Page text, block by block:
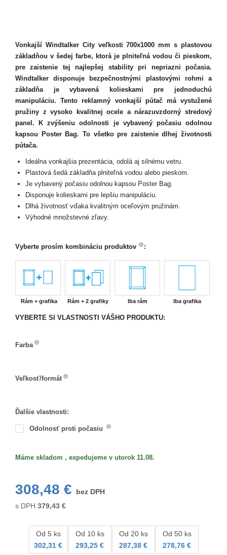
Vonkajší Windtalker City veľkosti 700x1000 mm s plastovou
základňou v šedej farbe, ktorá je plniteľná vodou či pieskom,
pre zaistenie tej najlepšej stability pri nepriazni počasia.
Windtalker disponuje bezpečnostnými plastovými rohmi a
základňa je vybavená kolieskami pre jednoduchú
manipuláciu. Tento reklamný vonkajší pútač má vystužené
pružiny z vysoko kvalitnej ocele a nárazuvzdorný stredový
panel. K zvýšeniu odolnosti je vybavený počasiu odolnou
kapsou Poster Bag. To všetko pre zaistenie dlhej životnosti
pútača.
Ideálna vonkajšia prezentácia, odolá aj silnému vetru.
Plastová šedá základňa plniteľná vodou alebo pieskom.
Je vybavený počasiu odolnou kapsou Poster Bag.
Disponuje kolieskami pre lepšiu manipuláciu.
Dlhá životnosť vďaka kvalitným oceľovým pružinám.
Výhodné množstevné zľavy.
Vyberte prosím kombináciu produktov :
Rám + grafika Rám + 2 grafiky Iba rám Iba grafika
VYBERTE SI VLASTNOSTI VÁŠHO PRODUKTU:
Farba
Veľkosť/formát
Ďalšie vlastnosti:
Odolnosť proti počasiu
Máme skladom , expedujeme v utorok 11.08.
308,48 €
bez DPH
s DPH 379,43 €
Od 5 ks
302,31 €
Od 10 ks
293,25 €
Od 20 ks
287,38 €
Od 50 ks
278,76 €